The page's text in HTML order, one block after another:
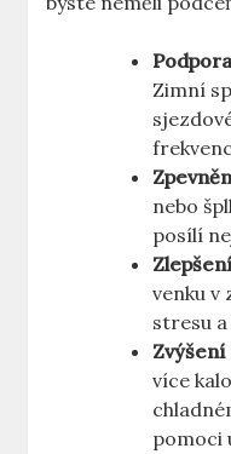
Zimní
nebo
⁢posílí
venku v
stresu
Zvýšení⁢
více
pomoci